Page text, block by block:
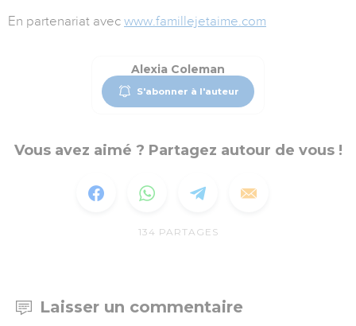
En partenariat avec www.famillejetaime.com
Alexia Coleman
S'abonner à l'auteur
Vous avez aimé ? Partagez autour de vous !
134 PARTAGES
Laisser un commentaire